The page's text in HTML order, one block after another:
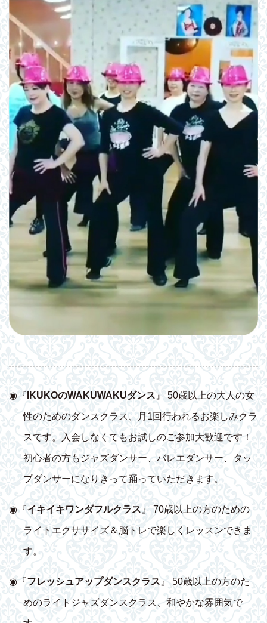
◉『 IKUKOのWAKUWAKUダンス 』 50歳以上の大人の女
性のためのダンスクラス、月1回行われるお楽しみクラ
スです。入会しなくてもお試しのご参加大歓迎です！
初心者の方もジャズダンサー、バレエダンサー、タッ
プダンサーになりきって踊っていただきます。
◉『イキイキワンダフルクラス 』 70歳以上の方のための
ライトエクササイズ＆脳トレで楽しくレッスンできま
す。
◉『フレッシュアップダンスクラス』 50歳以上の方のた
めのライトジャズダンスクラス、和やかな雰囲気で